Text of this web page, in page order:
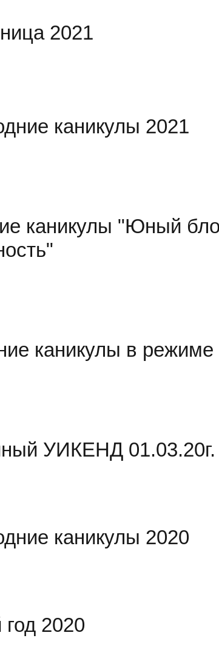
2021
каникулы 2021
каникулы "Юный
каникулы в
УИКЕНД
каникулы 2020
2020